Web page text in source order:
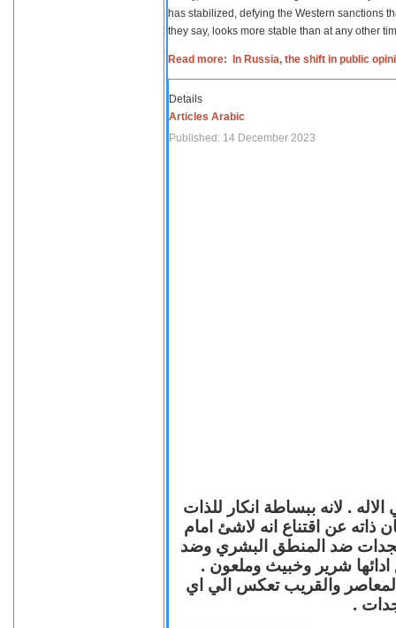
has stabilized, defying the Western sanctions
they say, looks more stable than at any other
Read more: In Russia, the shift in public
Details
Articles Arabic
Published: 14 December 2023
. لانه ببساطة انكار للذات
ذاته عن اقتناع انه لاشئ امام
ضد المنطق البشري وضد
ادائها شرير وخبيث وملعون .
المعاصر والقريب تعكس الي اي
.